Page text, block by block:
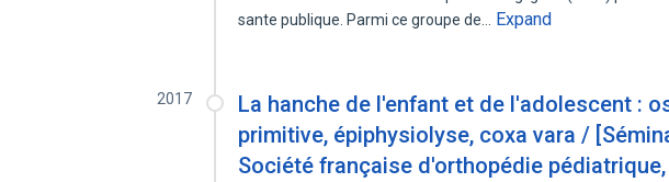
sante publique. Parmi ce groupe de…
Expand
2017
La hanche de l'enfant et de l'adolescent :
primitive, épiphysiolyse, coxa vara /
Société française d'orthopédie pédiatrique,